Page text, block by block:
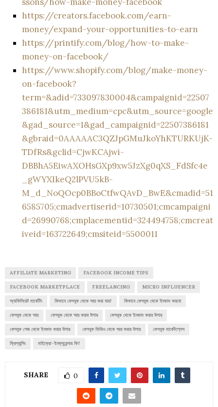
https://creators.facebook.com/earn-
money/expand-your-opportunities-to-earn
https://printify.com/blog/how-to-make-
money-on-facebook/
https://www.shopify.com/blog/make-money-
on-facebook?
term=&adid=733097830004&campaignid=22507
386181&utm_medium=cpc&utm_source=google
&gad_source=1&gad_campaignid=22507386181
&gbraid=0AAAAAC3QZJpGMuJkoYhKTURKUjK-
TDfRs&gclid=CjwKCAjwi-
DBBhA5EiwAXOHsGXp9xw5JzXg0qXS_FdSfc4e
_gWYXIkeQ2lPVU5kB-
M_d_NoQOcp0BBoCtfwQAvD_BwE&cmadid=51
6585705;cmadvertiserid=10730501;cmcampaigni
d=26990768;cmplacementid=324494758;cmcreat
iveid=163722649;cmsiteid=5500011
AFFILIATE MARKETING FACEBOOK INCOME TIPS
FACEBOOK MARKETPLACE FREELANCING MICRO INFLUENCER
অ্যাফিলিয়েট মার্কেটিং কিভাবে ফেসবুক থেকে আয় করা যায়? কিভাবে ফেসবুক থেকে ইনকাম করবো
ফেসবুক থেকে আয় ফেসবুক থেকে আয় করার উপায় ফেসবুক থেকে ইনকাম করার উপায়
ফেসবুক পেজ থেকে ইনকাম করার উপায় ফেসবুক ভিডিও থেকে আয় করার উপায় ফেসবুক মার্কেটপ্লেস
ফ্রিল্যান্সিং মাইক্রো-ইনফ্লুয়েন্সার কি?
SHARE 0